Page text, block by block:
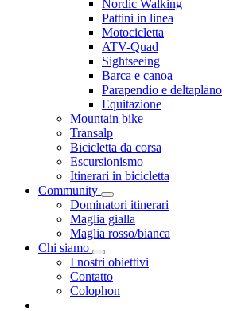
Nordic Walking
Pattini in linea
Motocicletta
ATV-Quad
Sightseeing
Barca e canoa
Parapendio e deltaplano
Equitazione
Mountain bike
Transalp
Bicicletta da corsa
Escursionismo
Itinerari in bicicletta
Community
Dominatori itinerari
Maglia gialla
Maglia rosso/bianca
Chi siamo
I nostri obiettivi
Contatto
Colophon